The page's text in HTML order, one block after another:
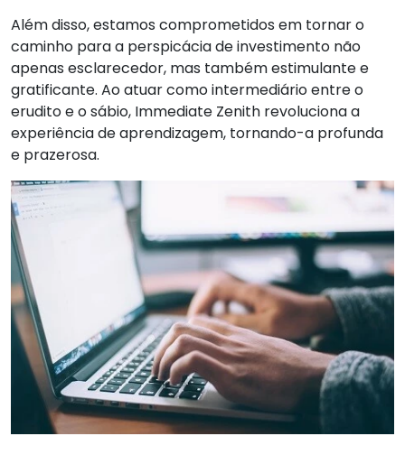
Além disso, estamos comprometidos em tornar o
caminho para a perspicácia de investimento não
apenas esclarecedor, mas também estimulante e
gratificante. Ao atuar como intermediário entre o
erudito e o sábio, Immediate Zenith revoluciona a
experiência de aprendizagem, tornando-a profunda
e prazerosa.